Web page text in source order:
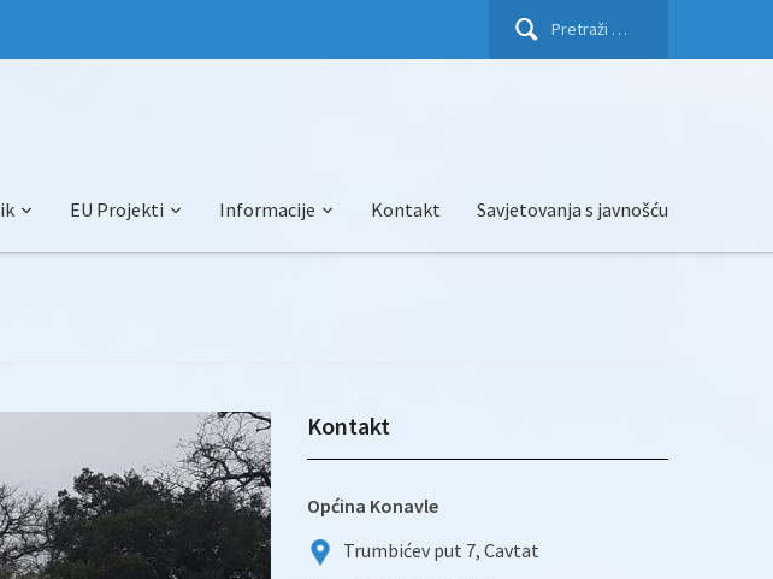
Pretraži:
EU Projekti Informacije Kontakt Savjetovanja s javnošću
Kontakt
Općina Konavle
Trumbićev put 7, Cavtat